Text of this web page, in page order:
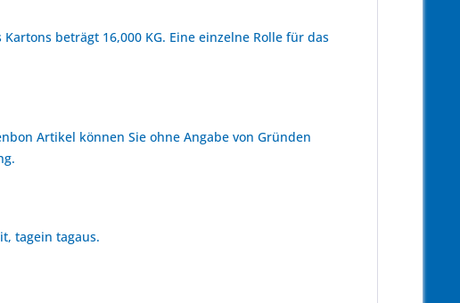
beträgt 16,000 KG. Eine einzelne Rolle für das
Artikel können Sie ohne Angabe von Gründen
tagein tagaus.